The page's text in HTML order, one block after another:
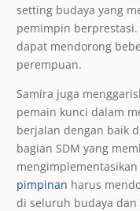
setting budaya yang
pemimpin
dapat mendorong
perempuan.
Samira juga
pemain kunci dalam
berjalan dengan baik
bagian SDM yang
pimpinan harus
di seluruh budaya dan